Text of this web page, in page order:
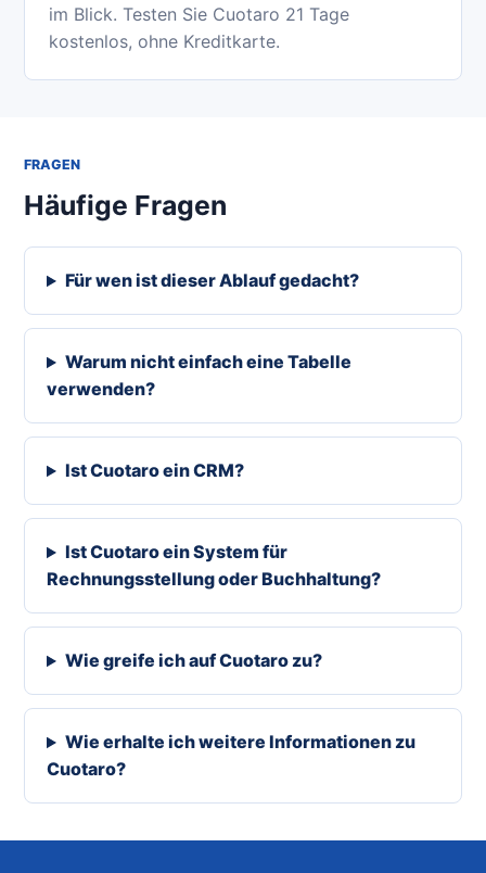
im Blick. Testen Sie Cuotaro 21 Tage
kostenlos, ohne Kreditkarte.
FRAGEN
Häufige Fragen
Für wen ist dieser Ablauf gedacht?
Warum nicht einfach eine Tabelle
verwenden?
Ist Cuotaro ein CRM?
Ist Cuotaro ein System für
Rechnungsstellung oder Buchhaltung?
Wie greife ich auf Cuotaro zu?
Wie erhalte ich weitere Informationen zu
Cuotaro?